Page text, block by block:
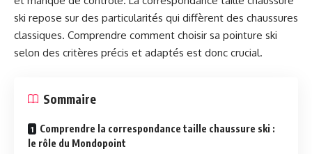
ski repose sur des particularités qui diffèrent des chaussures
classiques. Comprendre comment choisir sa pointure ski
selon des critères précis et adaptés est donc crucial.
Sommaire
Comprendre la correspondance taille chaussure ski :
le rôle du Mondopoint